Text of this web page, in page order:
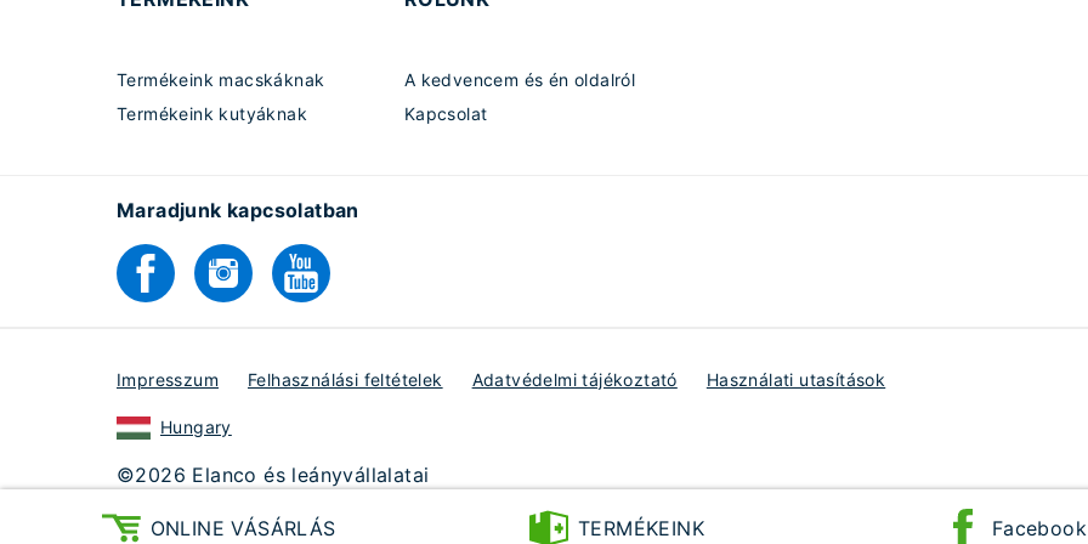
Termékeink macskáknak
Termékeink kutyáknak
A kedvencem és én oldalról
Kapcsolat
Maradjunk kapcsolatban
Impresszum Felhasználási feltételek Adatvédelmi tájékoztató Használati utasítások
Hungary
©2026 Elanco és leányvállalatai
Utoljára szerkesztve: 2020. Május
ONLINE VÁSÁRLÁS TERMÉKEINK Facebook